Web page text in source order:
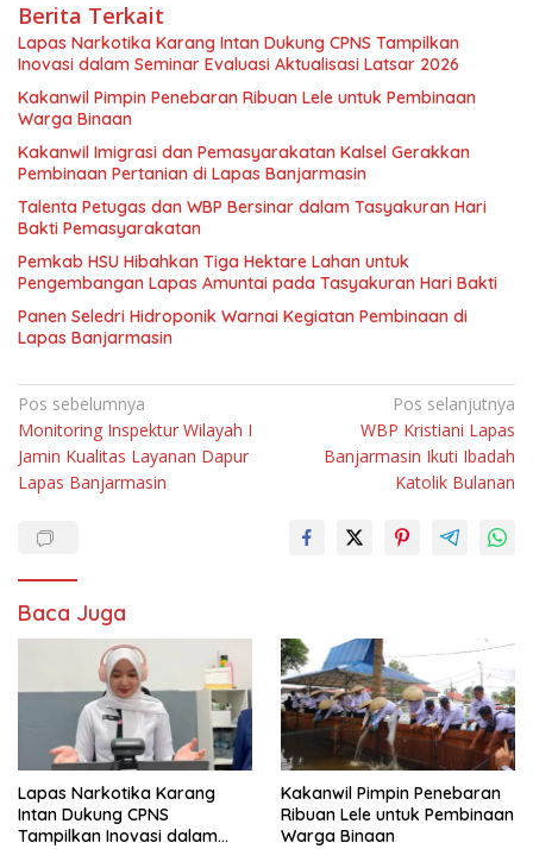
Berita Terkait
Lapas Narkotika Karang Intan Dukung CPNS Tampilkan
Inovasi dalam Seminar Evaluasi Aktualisasi Latsar 2026
Kakanwil Pimpin Penebaran Ribuan Lele untuk Pembinaan
Warga Binaan
Kakanwil Imigrasi dan Pemasyarakatan Kalsel Gerakkan
Pembinaan Pertanian di Lapas Banjarmasin
Talenta Petugas dan WBP Bersinar dalam Tasyakuran Hari
Bakti Pemasyarakatan
Pemkab HSU Hibahkan Tiga Hektare Lahan untuk
Pengembangan Lapas Amuntai pada Tasyakuran Hari Bakti
Panen Seledri Hidroponik Warnai Kegiatan Pembinaan di
Lapas Banjarmasin
Navigasi
pos
Pos sebelumnya
Monitoring Inspektur Wilayah I
Jamin Kualitas Layanan Dapur
Lapas Banjarmasin
Pos selanjutnya
WBP Kristiani Lapas
Banjarmasin Ikuti Ibadah
Katolik Bulanan
Baca Juga
Lapas Narkotika Karang
Intan Dukung CPNS
Tampilkan Inovasi dalam
Kakanwil Pimpin Penebaran
Ribuan Lele untuk Pembinaan
Warga Binaan